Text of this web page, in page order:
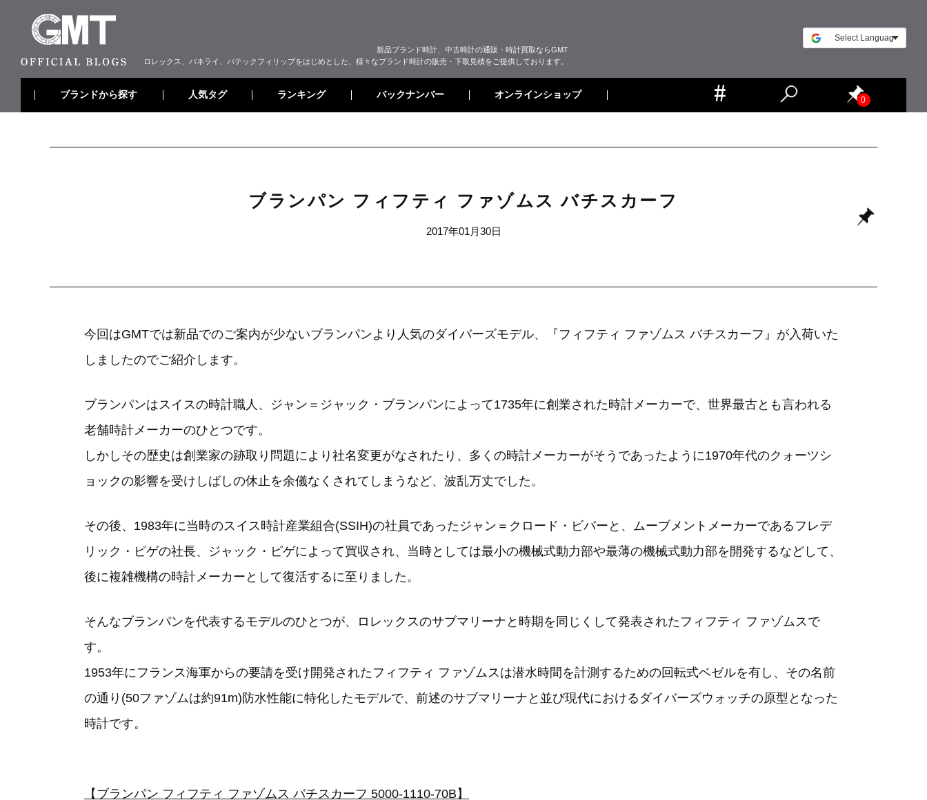
新品ブランド時計、中古時計の通販・時計買取ならGMT
ロレックス、パネライ、パテックフィリップをはじめとした、様々なブランド時計の販売・下取見積をご提供しております。
ブランドから探す 人気タグ ランキング バックナンバー オンラインショップ 0
ブランパン フィフティ ファゾムス バチスカーフ
2017年01月30日
今回はGMTでは新品でのご案内が少ないブランパンより人気のダイバーズモデル、『フィフティ ファゾムス バチスカーフ』が入荷いた
しましたのでご紹介します。
ブランパンはスイスの時計職人、ジャン＝ジャック・ブランパンによって1735年に創業された時計メーカーで、世界最古とも言われる
老舗時計メーカーのひとつです。
しかしその歴史は創業家の跡取り問題により社名変更がなされたり、多くの時計メーカーがそうであったように1970年代のクォーツシ
ョックの影響を受けしばしの休止を余儀なくされてしまうなど、波乱万丈でした。
その後、1983年に当時のスイス時計産業組合(SSIH)の社員であったジャン＝クロード・ビバーと、ムーブメントメーカーであるフレデ
リック・ピゲの社長、ジャック・ピゲによって買収され、当時としては最小の機械式動力部や最薄の機械式動力部を開発するなどして、
後に複雑機構の時計メーカーとして復活するに至りました。
そんなブランパンを代表するモデルのひとつが、ロレックスのサブマリーナと時期を同じくして発表されたフィフティ ファゾムスで
す。
1953年にフランス海軍からの要請を受け開発されたフィフティ ファゾムスは潜水時間を計測するための回転式ベゼルを有し、その名前
の通り(50ファゾムは約91m)防水性能に特化したモデルで、前述のサブマリーナと並び現代におけるダイバーズウォッチの原型となった
時計です。
【ブランパン フィフティ ファゾムス バチスカーフ 5000-1110-70B】